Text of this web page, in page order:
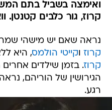
ואימצה בשביל בתם
קרוז, גור כלבים קטנטן.
נראה שאם יש מישהי
קרוז וקייטי הולמס, היא
קרוז. בזמן שילדים
הגירושין של הוריהם,
רגע.